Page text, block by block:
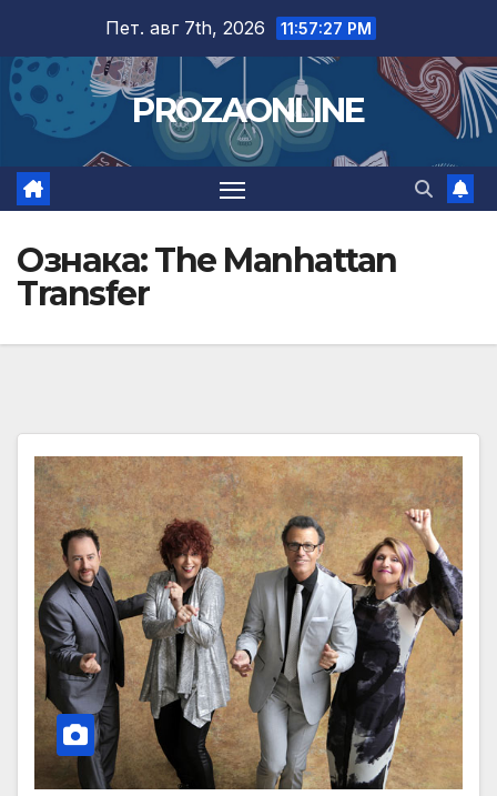
content
Пет. авг 7th, 2026 11:57:27 PM
PROZAONLINE
Ознака:The Manhattan
Transfer